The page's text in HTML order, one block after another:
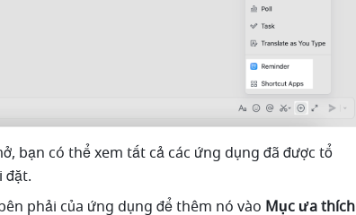
bạn có thể xem tất cả các ứng dụng đã được tổ
đặt.
phải của ứng dụng để thêm nó vào Mục ưa thích